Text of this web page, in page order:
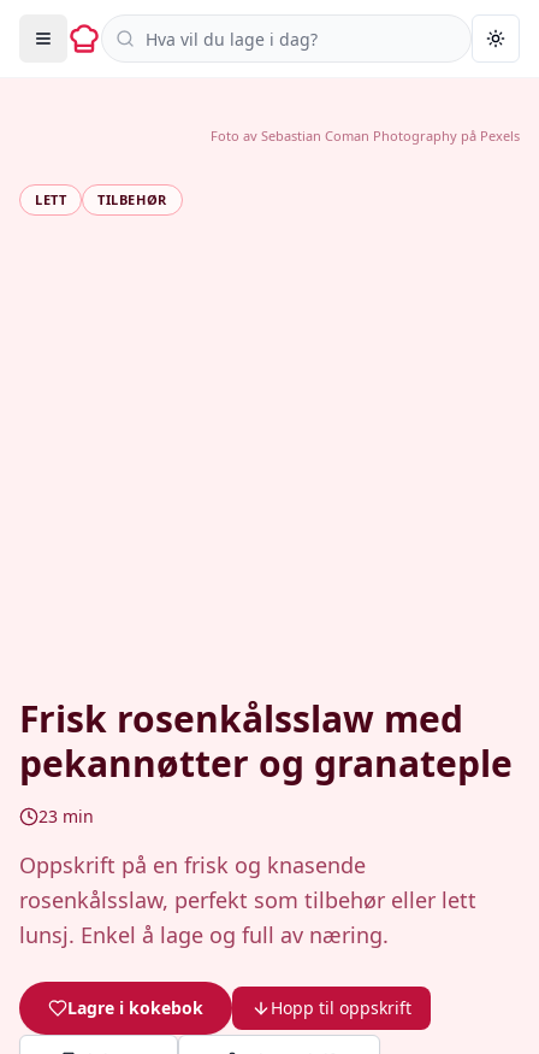
Søk i oppskrifter
LETT TILBEHØR
Frisk rosenkålsslaw med
pekannøtter og granateple
23 min
Oppskrift på en frisk og knasende
rosenkålsslaw, perfekt som tilbehør eller lett
lunsj. Enkel å lage og full av næring.
Lagre i kokebok Hopp til oppskrift
Foto av Sebastian Coman Photography på Pexels